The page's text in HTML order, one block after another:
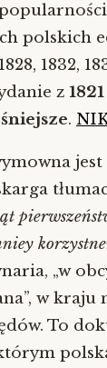
polskich
1832,
z
.
jest
„w
w kraju
To